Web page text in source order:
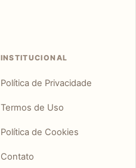
INSTITUCIONAL
Política de Privacidade
Termos de Uso
Política de Cookies
Contato